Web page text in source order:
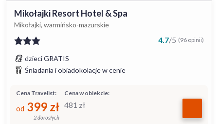
Mikołajki Resort Hotel & Spa
Mikołajki, warmińsko-mazurskie
4.7/5 (96 opinii)
dzieci GRATIS
Śniadania i obiadokolacje w cenie
Cena w obiekcie:
481 zł
Cena Travelist:
od 399 zł
2 dorosłych